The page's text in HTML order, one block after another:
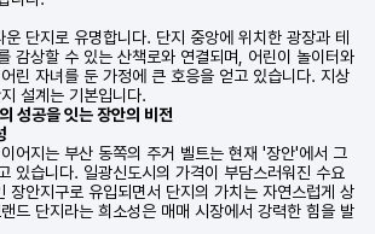
단지로 유명합니다. 단지 중앙에 위치한 광장과 테
감상할 수 있는 산책로와 연결되며, 어린이 놀이터와
린 자녀를 둔 가정에 큰 호응을 얻고 있습니다. 지상
설계는 기본입니다.
성공을 잇는 장안의 비전
어지는 부산 동쪽의 주거 벨트는 현재 '장안'에서 그
있습니다. 일광신도시의 가격이 부담스러워진 수요
장안지구로 유입되면서 단지의 가치는 자연스럽게 상
드 단지라는 희소성은 매매 시장에서 강력한 힘을 발